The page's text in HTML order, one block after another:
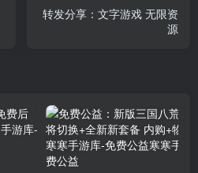
转发分享：文字游戏 无限资
源